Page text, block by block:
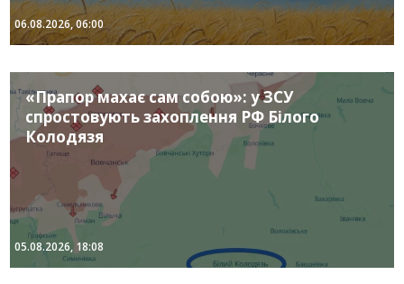
06.08.2026, 06:00
«Прапор махає сам собою»: у ЗСУ
спростовують захоплення РФ Білого
Колодязя
05.08.2026, 18:08